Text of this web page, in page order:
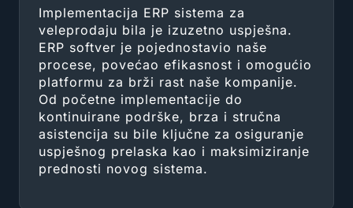
Implementacija ERP sistema za
veleprodaju bila je izuzetno uspješna.
ERP softver je pojednostavio naše
procese, povećao efikasnost i omogućio
platformu za brži rast naše kompanije.
Od početne implementacije do
kontinuirane podrške, brza i stručna
asistencija su bile ključne za osiguranje
uspješnog prelaska kao i maksimiziranje
prednosti novog sistema.